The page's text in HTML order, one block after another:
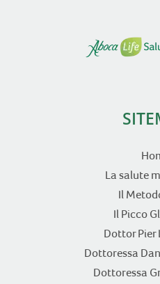
La salute
Il
Il Picco
Dottor Pier
Dottoressa
Dottoressa